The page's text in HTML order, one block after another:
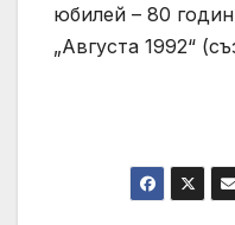
юбилей – 80
„Августа 1992“